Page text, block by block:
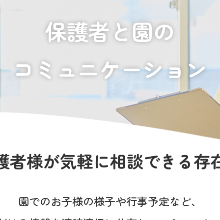
保護者と園の
コミュニケーション
者様が気軽に相談できる存
園でのお子様の様子や行事予定など、